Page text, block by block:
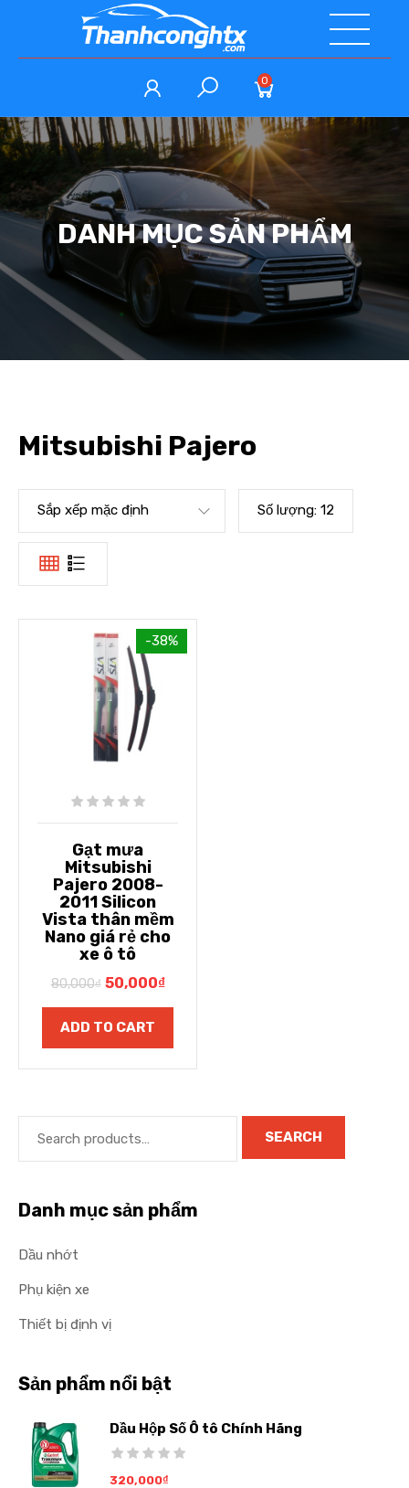
0
DANH MỤC SẢN PHẨM
Mitsubishi Pajero
Sắp xếp mặc định Số lượng: 12
-38%
Gạt mưa
Mitsubishi
Pajero 2008-
2011 Silicon
Vista thân mềm
Nano giá rẻ cho
xe ô tô
80,000₫ 50,000₫
ADD TO CART
SEARCH
Danh mục sản phẩm
Dầu nhớt
Phụ kiện xe
Thiết bị định vị
Sản phẩm nổi bật
Dầu Hộp Số Ô tô Chính Hãng
320,000₫